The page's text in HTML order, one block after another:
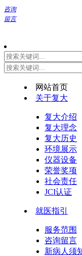
咨询
留言
网站首页
关于复大
复大介绍
复大理念
复大历史
环境展示
仪器设备
荣誉奖项
社会责任
JCI认证
就医指引
服务范围
咨询留言
新病人须